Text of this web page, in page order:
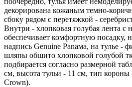
декорирована кожаным темно-
сбоку рядом с перетяжкой -
Внутри - хлопковая голубая лента с
обеспечивает комфортную посадку,
надпись Genuine Panама, на тулье -
шляпы обшито хлопковой голубой
подбирается согласно размерной
см, высота тульи - 11 см, тип короны
Crown).